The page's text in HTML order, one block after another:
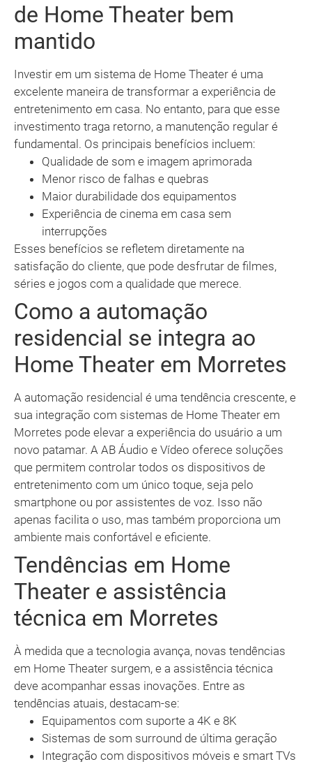
de Home Theater bem
mantido
Investir em um sistema de Home Theater é uma
excelente maneira de transformar a experiência de
entretenimento em casa. No entanto, para que esse
investimento traga retorno, a manutenção regular é
fundamental. Os principais benefícios incluem:
Qualidade de som e imagem aprimorada
Menor risco de falhas e quebras
Maior durabilidade dos equipamentos
Experiência de cinema em casa sem
interrupções
Esses benefícios se refletem diretamente na
satisfação do cliente, que pode desfrutar de filmes,
séries e jogos com a qualidade que merece.
Como a automação
residencial se integra ao
Home Theater em Morretes
A automação residencial é uma tendência crescente, e
sua integração com sistemas de Home Theater em
Morretes pode elevar a experiência do usuário a um
novo patamar. A AB Áudio e Vídeo oferece soluções
que permitem controlar todos os dispositivos de
entretenimento com um único toque, seja pelo
smartphone ou por assistentes de voz. Isso não
apenas facilita o uso, mas também proporciona um
ambiente mais confortável e eficiente.
Tendências em Home
Theater e assistência
técnica em Morretes
À medida que a tecnologia avança, novas tendências
em Home Theater surgem, e a assistência técnica
deve acompanhar essas inovações. Entre as
tendências atuais, destacam-se:
Equipamentos com suporte a 4K e 8K
Sistemas de som surround de última geração
Integração com dispositivos móveis e smart TVs